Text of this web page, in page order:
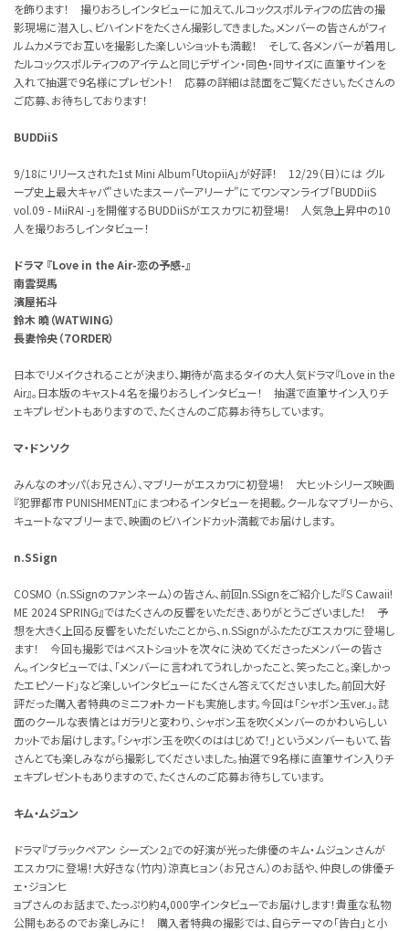
を飾ります！ 撮りおろしインタビューに加えて、ルコックスポルティフの広告の撮
影現場に潜入し、ビハインドをたくさん撮影してきました。メンバーの皆さんがフィ
ルムカメラでお互いを撮影した楽しいショットも満載！ そして、各メンバーが着用し
たルコックスポルティフのアイテムと同じデザイン・同色・同サイズに直筆サインを
入れて抽選で９名様にプレゼント！ 応募の詳細は誌面をご覧ください。たくさんの
ご応募、お待ちしております！
BUDDiiS
9/18にリリースされた1st Mini Album「UtopiiA」が好評！ 12/29（日）には グル
ープ史上最大キャパ"さいたまスーパーアリーナ"にてワンマンライブ「BUDDiiS
vol.09 - MiiRAI -」を開催するBUDDiiSがエスカワに初登場！ 人気急上昇中の10
人を撮りおろしインタビュー！
ドラマ 『Love in the Air-恋の予感-』
南雲奨馬
濱屋拓斗
鈴木 曉（WATWING）
長妻怜央（７ORDER）
日本でリメイクされることが決まり、期待が高まるタイの大人気ドラマ『Love in the
Air』。日本版のキャスト４名を撮りおろしインタビュー！ 抽選で直筆サイン入りチ
ェキプレゼントもありますので、たくさんのご応募お待ちしています。
マ・ドンソク
みんなのオッパ（お兄さん）、マブリーがエスカワに初登場！ 大ヒットシリーズ映画
『犯罪都市 PUNISHMENT』にまつわるインタビューを掲載。クールなマブリーから、
キュートなマブリーまで、映画のビハインドカット満載でお届けします。
n.SSign
COSMO （n.SSignのファンネーム）の皆さん、前回n.SSignをご紹介した『S Cawaii!
ME 2024 SPRING』ではたくさんの反響をいただき、ありがとうございました！ 予
想を大きく上回る反響をいただいたことから、n.SSignがふたたびエスカワに登場し
ます！ 今回も撮影ではベストショットを次々に決めてくださったメンバーの皆さ
ん。インタビューでは、「メンバーに言われてうれしかったこと、笑ったこと。楽しかっ
たエピソード」など楽しいインタビューにたくさん答えてくださいました。前回大好
評だった購入者特典のミニフォトカードも実施します。今回は「シャボン玉ver.」。誌
面のクールな表情とはガラリと変わり、シャボン玉を吹くメンバーのかわいらしい
カットでお届けします。「シャボン玉を吹くのははじめて！」というメンバーもいて、皆
さんとても楽しみながら撮影してくださいました。抽選で９名様に直筆サイン入りチ
ェキプレゼントもありますので、たくさんのご応募お待ちしています。
キム・ムジュン
ドラマ『ブラックペアン シーズン２』での好演が光った俳優のキム・ムジュンさんが
エスカワに登場！大好きな（竹内）涼真ヒョン（お兄さん）のお話や、仲良しの俳優チ
ェ・ジョンヒ
ョプさんのお話まで、たっぷり約4,000字インタビューでお届けします！貴重な私物
公開もあるのでお楽しみに！ 購入者特典の撮影では、自らテーマの「告白」と小